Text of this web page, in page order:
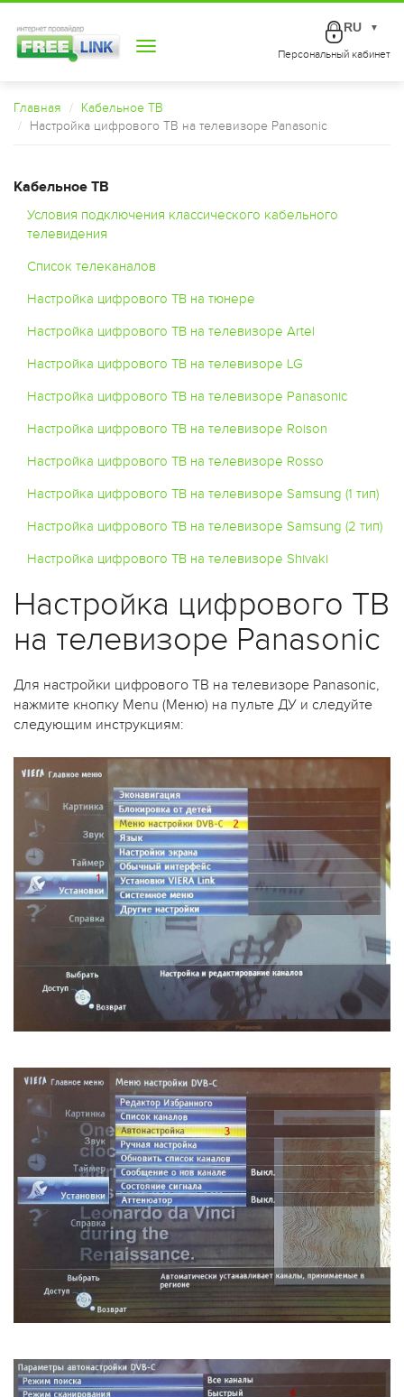
Toggle
Персональный кабинет
RU ▼
Главная
Кабельное ТВ
Настройка цифрового ТВ на телевизоре Panasonic
Кабельное ТВ
Условия подключения классического кабельного
телевидения
Список телеканалов
Настройка цифрового ТВ на тюнере
Настройка цифрового ТВ на телевизоре Artel
Настройка цифрового ТВ на телевизоре LG
Настройка цифрового ТВ на телевизоре Panasonic
Настройка цифрового ТВ на телевизоре Roison
Настройка цифрового ТВ на телевизоре Rosso
Настройка цифрового ТВ на телевизоре Samsung (1 тип)
Настройка цифрового ТВ на телевизоре Samsung (2 тип)
Настройка цифрового ТВ на телевизоре Shivaki
Настройка цифрового ТВ
на телевизоре Panasonic
Для настройки цифрового ТВ на телевизоре Panasonic,
нажмите кнопку Menu (Меню) на пульте ДУ и следуйте
следующим инструкциям: